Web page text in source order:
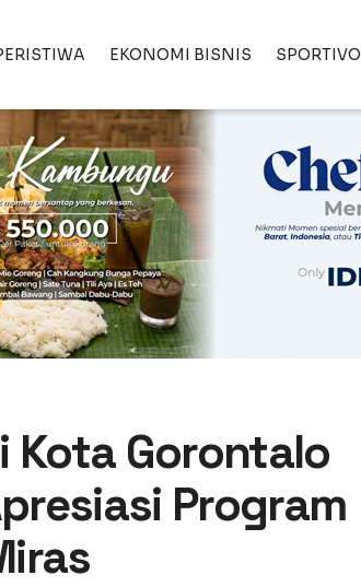
EKONOMI BISNIS SPORTIVO
Kota Gorontalo
Program